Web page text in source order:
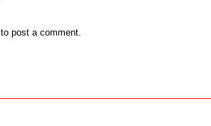
to post a comment.